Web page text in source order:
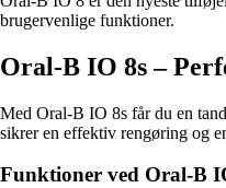
brugervenlige funktioner.
Oral-B IO 8s –
Med Oral-B IO 8s får du en
sikrer en effektiv rengøring og
Funktioner ved Oral-B